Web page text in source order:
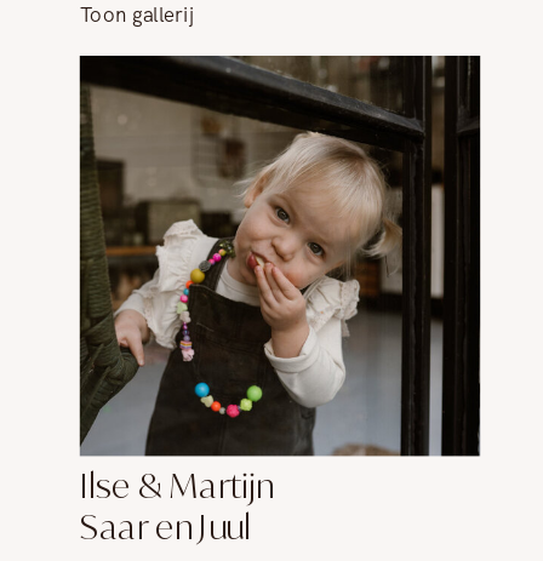
Ilse & Martijn
Saar en Juul
Toon gallerij